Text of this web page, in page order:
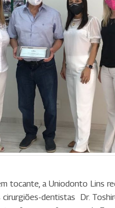
tocante, a Uniodonto Lins
dentistas Dr.